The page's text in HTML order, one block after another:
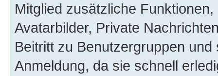
Mitglied zusätzliche
Avatarbilder, Private
Beitritt zu Benutzergruppen
Anmeldung, da sie schnell